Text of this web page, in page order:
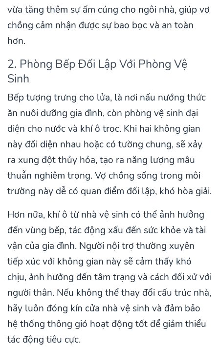
vừa tăng thêm sự ấm cúng cho ngôi nhà, giúp vợ
chồng cảm nhận được sự bao bọc và an toàn
hơn.
2. Phòng Bếp Đối Lập Với Phòng Vệ
Sinh
Bếp tượng trưng cho lửa, là nơi nấu nướng thức
ăn nuôi dưỡng gia đình, còn phòng vệ sinh đại
diện cho nước và khí ô trọc. Khi hai không gian
này đối diện nhau hoặc có tường chung, sẽ xảy
ra xung đột thủy hỏa, tạo ra năng lượng mâu
thuẫn nghiêm trọng. Vợ chồng sống trong môi
trường này dễ có quan điểm đối lập, khó hòa giải.
Hơn nữa, khí ô từ nhà vệ sinh có thể ảnh hưởng
đến vùng bếp, tác động xấu đến sức khỏe và tài
vận của gia đình. Người nội trợ thường xuyên
tiếp xúc với không gian này sẽ cảm thấy khó
chịu, ảnh hưởng đến tâm trạng và cách đối xử với
người thân. Nếu không thể thay đổi cấu trúc nhà,
hãy luôn đóng kín cửa nhà vệ sinh và đảm bảo
hệ thống thông gió hoạt động tốt để giảm thiểu
tác động tiêu cực.